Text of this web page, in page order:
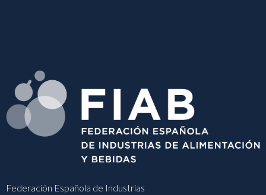
Federación Española de Industrias